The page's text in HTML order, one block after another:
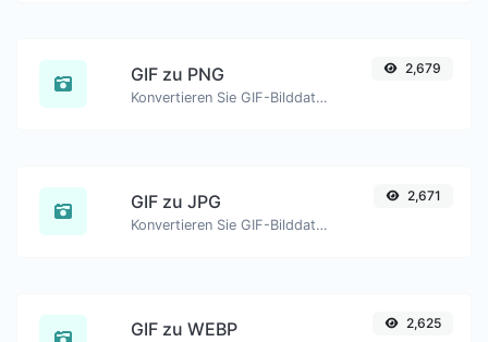
GIF zu PNG
Konvertieren Sie GIF-Bilddateien einfach in PNG.
2,679
GIF zu JPG
Konvertieren Sie GIF-Bilddateien einfach in JPG.
2,671
GIF zu WEBP 2,625